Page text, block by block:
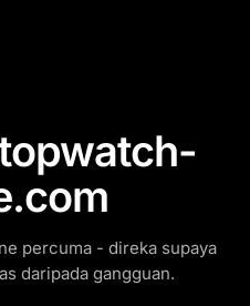
percuma - direka supaya
daripada gangguan.